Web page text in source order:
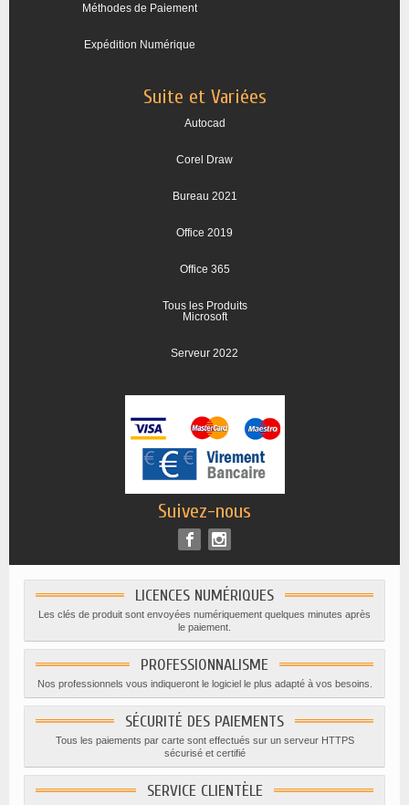
Méthodes de Paiement
Expédition Numérique
Suite et Variées
Autocad
Corel Draw
Bureau 2021
Office 2019
Office 365
Tous les Produits
Microsoft
Serveur 2022
Suivez-nous
LICENCES NUMÉRIQUES
Les clés de produit sont envoyées numériquement quelques minutes après
le paiement.
PROFESSIONNALISME
Nos professionnels vous indiqueront le logiciel le plus adapté à vos besoins.
SÉCURITÉ DES PAIEMENTS
Tous les paiements par carte sont effectués sur un serveur HTTPS
sécurisé et certifié
SERVICE CLIENTÈLE